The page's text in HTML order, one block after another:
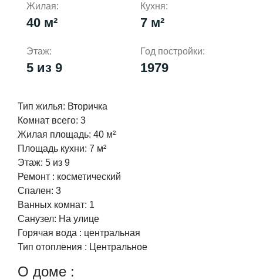
Жилая:
40 м²
Кухня:
7 м²
Этаж:
5 из 9
Год постройки:
1979
Тип жилья: Вторичка
Комнат всего: 3
Жилая площадь: 40 м²
Площадь кухни: 7 м²
Этаж: 5 из 9
Ремонт : косметический
Спален: 3
Ванных комнат: 1
Cанузел: На улице
Горячая вода : центральная
Тип отопления : Центральное
О доме :